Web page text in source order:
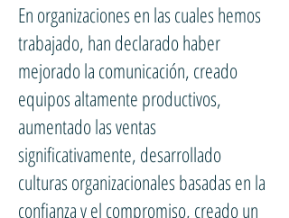
En organizaciones en las cuales hemos
trabajado, han declarado haber
mejorado la comunicación, creado
equipos altamente productivos,
aumentado las ventas
significativamente, desarrollado
culturas organizacionales basadas en la
confianza y el compromiso, creado un